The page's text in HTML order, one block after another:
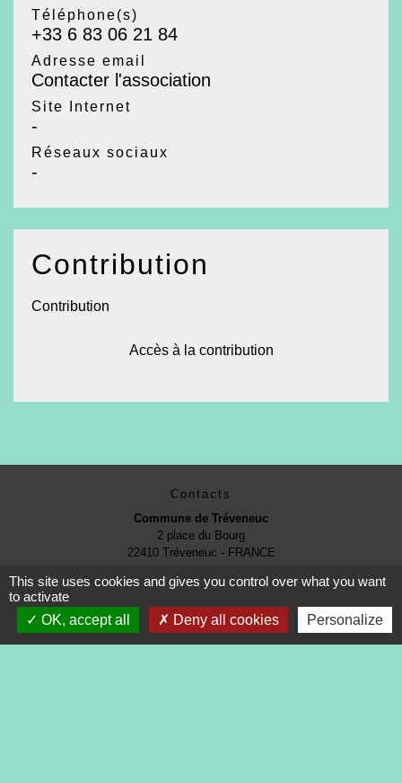
Téléphone(s)
+33 6 83 06 21 84
Adresse email
Contacter l'association
Site Internet
-
Réseaux sociaux
-
Contribution
Contribution
Accès à la contribution
Contacts
Commune de Tréveneuc
2 place du Bourg
22410 Tréveneuc - FRANCE
This site uses cookies and gives you control over what you want
to activate
OK, accept all
Deny all cookies Personalize